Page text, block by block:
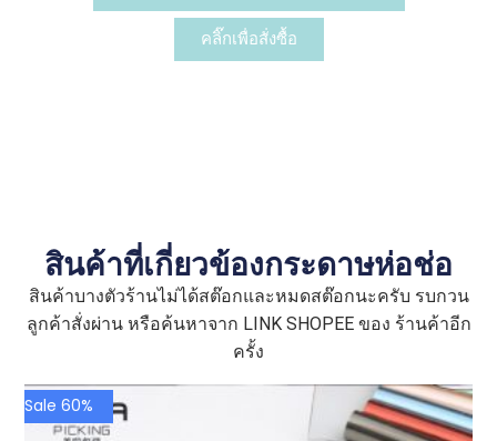
คลิ๊กเพื่อสั่งซื้อ
สินค้าที่เกี่ยวข้องกระดาษห่อช่อ
สินค้าบางตัวร้านไม่ได้สต๊อกและหมดสต๊อกนะครับ รบกวน
ลูกค้าสั่งผ่าน หรือค้นหาจาก LINK SHOPEE ของ ร้านค้าอีก
ครั้ง
Sale 60%